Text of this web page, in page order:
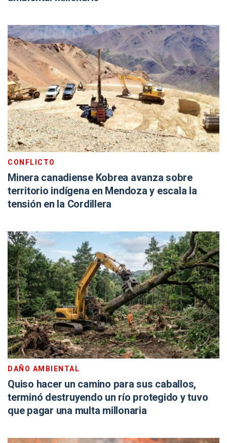
CONFLICTO
Minera canadiense Kobrea avanza sobre
territorio indígena en Mendoza y escala la
tensión en la Cordillera
DAÑO AMBIENTAL
Quiso hacer un camino para sus caballos,
terminó destruyendo un río protegido y tuvo
que pagar una multa millonaria